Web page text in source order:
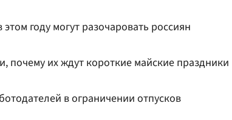
году могут разочаровать россиян
почему их ждут короткие майские праздники
в ограничении отпусков